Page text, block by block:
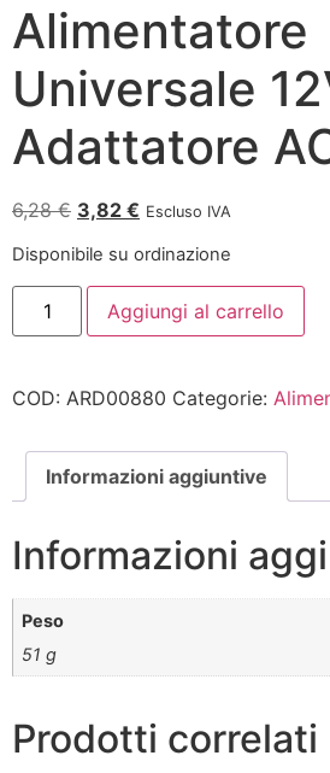
Alimentatore
Universale
Adattatore
6,28€ 3,82 € Escluso IVA
Disponibile su ordinazione
Aggiungi al carrello
COD: ARD00880 Categorie:
Informazioni aggiuntive
Informazioni
Peso
51 g
Prodotti correlati